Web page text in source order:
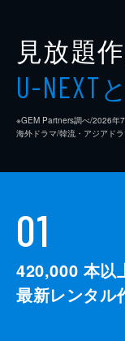
見放題
U-NEXT
※GEM Partners調べ/2026年
海外ドラマ/韓流・アジアド
01
420,000 本以
最新レンタル